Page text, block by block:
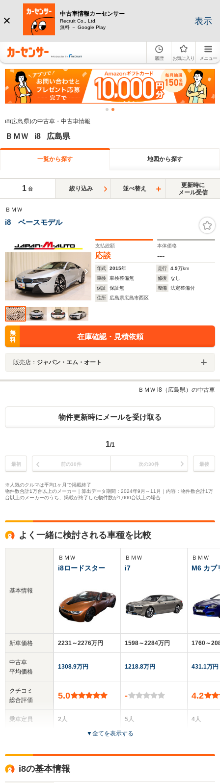
中古車情報カーセンサー
Recruit Co., Ltd.
無料 － Google Play
表示
履歴 お気に入り メニュー
i8(広島県)の中古車・中古車情報
ＢＭＷ i8 広島県
一覧から探す 地図から探す
1 台 絞り込み 並べ替え
更新時に
メール受信
ＢＭＷ
i8 ベースモデル
支払総額
応談
本体価格
---
年式 2015年 走行 4.9万km
車検
車検整備無 修復
なし
保証
保証無 整備
法定整備付
住所
広島県広島市西区
無
料
在庫確認・見積依頼
販売店： ジャパン・エム・オート
ＢＭＷ i8（広島県）の中古車
物件更新時にメールを受け取る
1/1
最初 前の30件 次の30件 最後
※人気のクルマは平均1ヶ月で掲載終了
物件数合計1万台以上のメーカー｜算出データ期間：2024年9月～11月｜内容：物件数合計1万
台以上のメーカーのうち、掲載が終了した物件数が1,000台以上の場合
よく一緒に検討される車種を比較
基本情報
新車価格
中古車
平均価格
クチコミ
総合評価
乗車定員
ＢＭＷ
i8ロードスター
2231～2276万円
1308.9万円
5.0
2人
ＢＭＷ
i7
1598～2284万円
1218.8万円
-
5人
4ドア
ＢＭＷ
M6 カブ
1760～
431.1万円
4.2
4人
▼全てを表示する
i8の基本情報